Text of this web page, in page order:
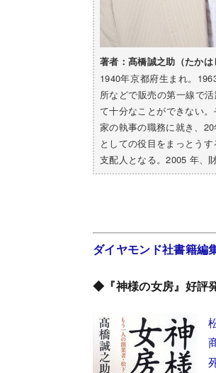
著者：髙橋誠之助（たかは
1940年京都府生まれ。
所などで販売の第一線で
て十分なことができない
家の執事の職務に就き、
としての役目をまっとう
支配人となる。2005 年、
ダイヤモンド社書籍編
◆『神様の女房』好評